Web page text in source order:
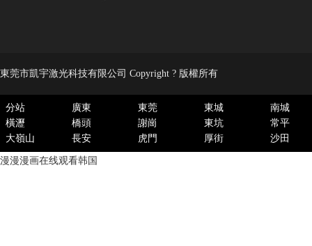
東莞市凱宇激光科技有限公司 Copyright ? 版權所有
分站 廣東 東莞 東城
南城
橫瀝
橋頭 謝崗 東坑
常平
大嶺山
長安 虎門 厚街 沙田
漫漫漫画在线观看韩国